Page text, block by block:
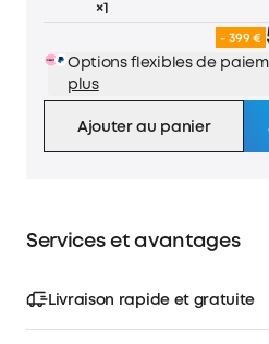
×1
- 399 €
Options flexibles de
plus
Ajouter au panier
Services et avantages
Livraison rapide et gratuite